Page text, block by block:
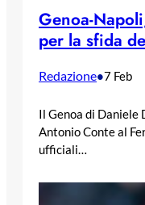
Genoa-
per la sfida
Redazione•7 Feb
Il Genoa di Daniele
Antonio Conte al
ufficiali…